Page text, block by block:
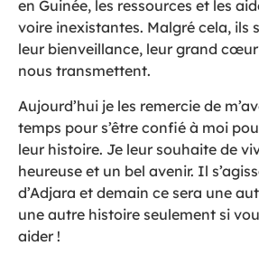
en Guinée, les ressources et les
voire inexistantes. Malgré cela, ils
leur bienveillance, leur grand cœur
nous transmettent.
Aujourd’hui je les remercie de
temps pour s’être confié à moi
leur histoire. Je leur souhaite de
heureuse et un bel avenir. Il
d’Adjara et demain ce sera une
une autre histoire seulement si
aider !